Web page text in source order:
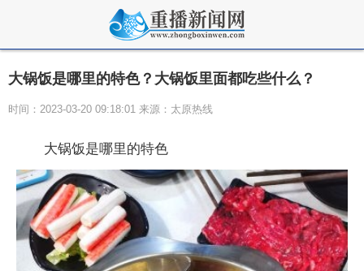
大锅饭是哪里的特色？大锅饭里面都吃些什么？
时间：2023-03-20 09:18:01 来源：太原热线
大锅饭是哪里的特色